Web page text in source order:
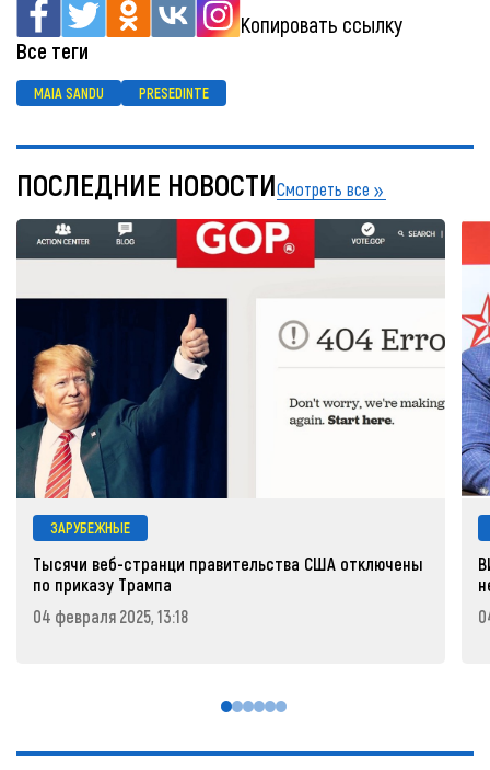
Копировать ссылку
Все теги
MAIA SANDU PRESEDINTE
ПОСЛЕДНИЕ НОВОСТИСмотреть все
ЗАРУБЕЖНЫЕ
Тысячи веб-странци правительства США отключены
по приказу Трампа
04 февраля 2025, 13:18